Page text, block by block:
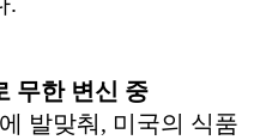
무한 변신 중
발맞춰, 미국의 식품